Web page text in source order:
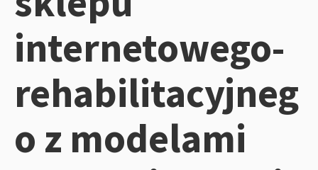
internetowego-
rehabilitacyjneg
o z modelami